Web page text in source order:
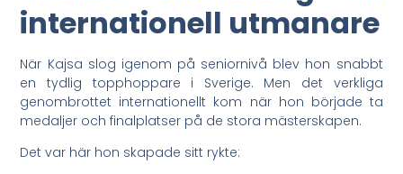
internationell utmanare
När Kajsa slog igenom på seniornivå blev hon snabbt
en tydlig topphoppare i Sverige. Men det verkliga
genombrottet internationellt kom när hon började ta
medaljer och finalplatser på de stora mästerskapen.
Det var här hon skapade sitt rykte: